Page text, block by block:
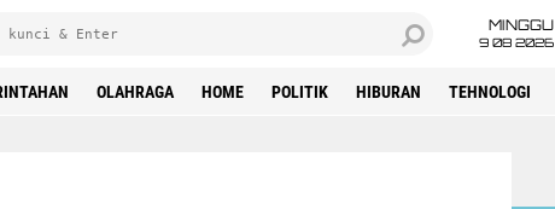
MINGGU
9 08 2026
OLAHRAGA HOME POLITIK HIBURAN TEHNOLOGI